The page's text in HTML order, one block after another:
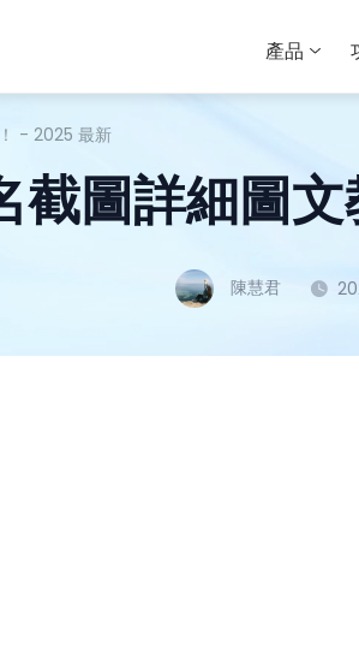
產品
- 2025 最新
截圖詳細圖
陳慧君